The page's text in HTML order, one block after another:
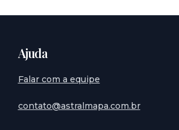
Ajuda
Falar com a equipe
contato@astralmapa.com.br